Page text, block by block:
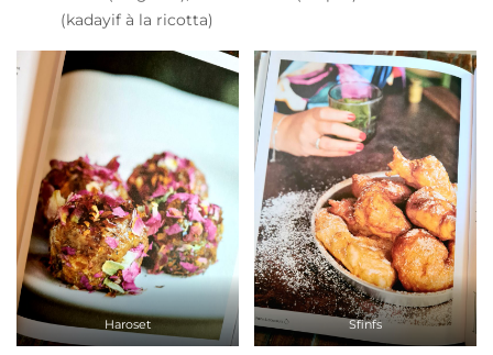
(kadayif à la ricotta)
Haroset Sfinfs